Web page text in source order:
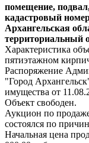
помещение,
кадастровый
Архангельская
территориальный
Характеристика
пятиэтажном
Распоряжение
"Город
имущества от
Объект свободен.
Аукцион по
состоялся по
Начальная цена